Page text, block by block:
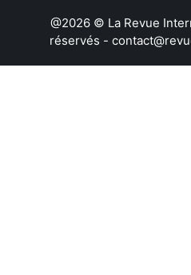
@2026 © La Revue
réservés -